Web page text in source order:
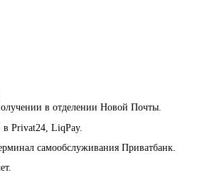
в отделении Новой Почты.
в Privat24, LiqPay.
самообслуживания Приватбанк.